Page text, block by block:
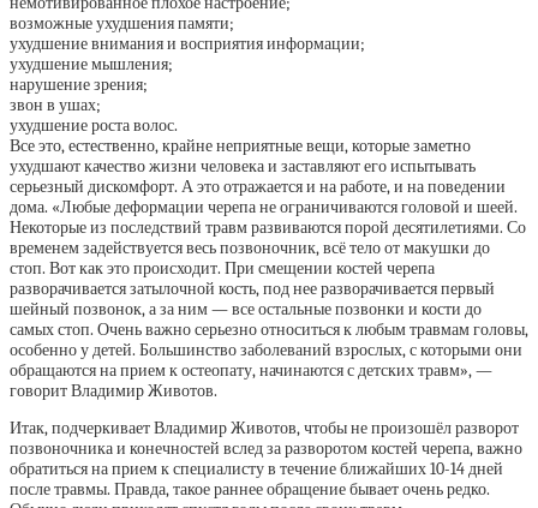
возможные ухудшения памяти;
ухудшение внимания и восприятия информации;
ухудшение мышления;
нарушение зрения;
звон в ушах;
ухудшение роста волос.
Все это, естественно, крайне неприятные вещи, которые заметно
ухудшают качество жизни человека и заставляют его испытывать
серьезный дискомфорт. А это отражается и на работе, и на поведении
дома. «Любые деформации черепа не ограничиваются головой и шеей.
Некоторые из последствий травм развиваются порой десятилетиями. Со
временем задействуется весь позвоночник, всё тело от макушки до
стоп. Вот как это происходит. При смещении костей черепа
разворачивается затылочной кость, под нее разворачивается первый
шейный позвонок, а за ним — все остальные позвонки и кости до
самых стоп. Очень важно серьезно относиться к любым травмам головы,
особенно у детей. Большинство заболеваний взрослых, с которыми они
обращаются на прием к остеопату, начинаются с детских травм», —
говорит Владимир Животов.
Итак, подчеркивает Владимир Животов, чтобы не произошёл разворот
позвоночника и конечностей вслед за разворотом костей черепа, важно
обратиться на прием к специалисту в течение ближайших 10-14 дней
после травмы. Правда, такое раннее обращение бывает очень редко.